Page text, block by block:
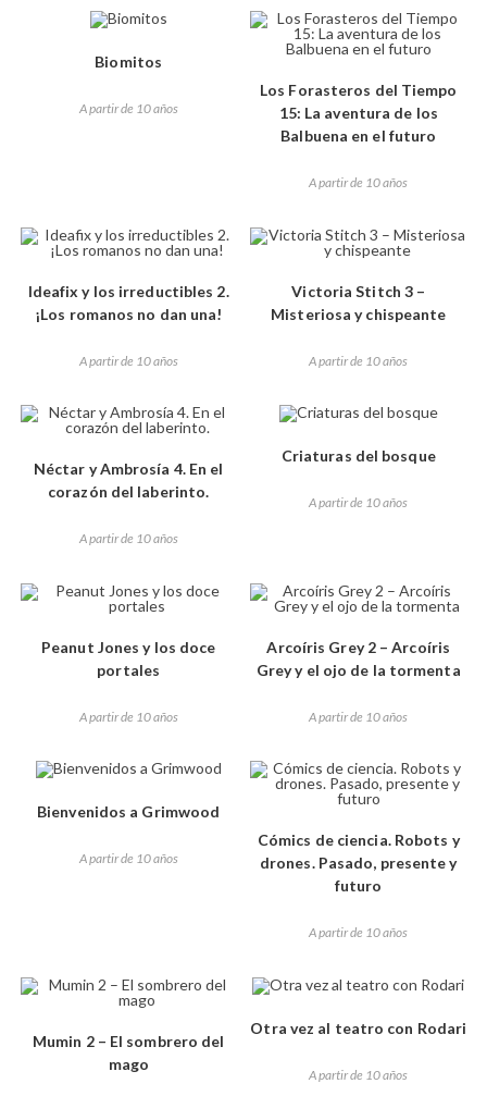
Biomitos
A partir de 10 años
Los Forasteros del Tiempo
15: La aventura de los
Balbuena en el futuro
A partir de 10 años
Ideafix y los irreductibles 2.
¡Los romanos no dan una!
A partir de 10 años
Victoria Stitch 3 –
Misteriosa y chispeante
A partir de 10 años
Néctar y Ambrosía 4. En el
corazón del laberinto.
A partir de 10 años
Criaturas del bosque
A partir de 10 años
Peanut Jones y los doce
portales
A partir de 10 años
Arcoíris Grey 2 – Arcoíris
Grey y el ojo de la tormenta
A partir de 10 años
Bienvenidos a Grimwood
A partir de 10 años
Cómics de ciencia. Robots y
drones. Pasado, presente y
futuro
A partir de 10 años
Mumin 2 – El sombrero del
mago
Otra vez al teatro con Rodari
A partir de 10 años